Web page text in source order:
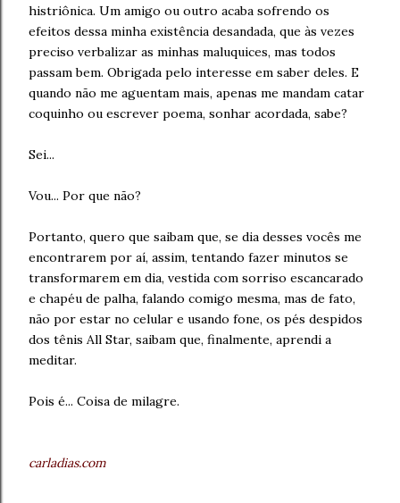
histriônica. Um amigo ou outro acaba sofrendo os
efeitos dessa minha existência desandada, que às vezes
preciso verbalizar as minhas maluquices, mas todos
passam bem. Obrigada pelo interesse em saber deles. E
quando não me aguentam mais, apenas me mandam catar
coquinho ou escrever poema, sonhar acordada, sabe?
Sei...
Vou... Por que não?
Portanto, quero que saibam que, se dia desses vocês me
encontrarem por aí, assim, tentando fazer minutos se
transformarem em dia, vestida com sorriso escancarado
e chapéu de palha, falando comigo mesma, mas de fato,
não por estar no celular e usando fone, os pés despidos
dos tênis All Star, saibam que, finalmente, aprendi a
meditar.
Pois é... Coisa de milagre.
carladias.com